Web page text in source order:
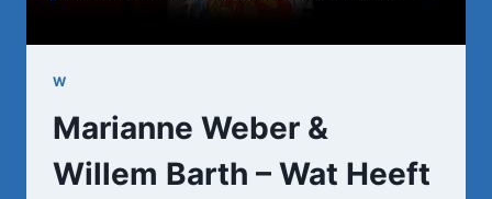
W
Marianne Weber &
Willem Barth – Wat Heeft